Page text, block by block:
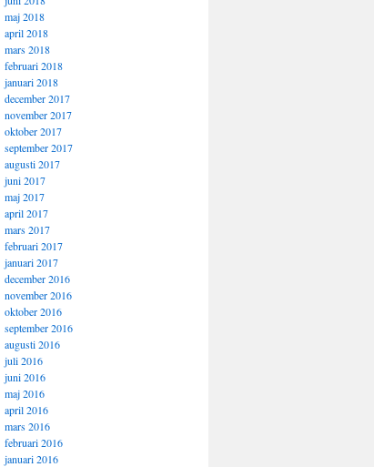
maj 2018
april 2018
mars 2018
februari 2018
januari 2018
december 2017
november 2017
oktober 2017
september 2017
augusti 2017
juni 2017
maj 2017
april 2017
mars 2017
februari 2017
januari 2017
december 2016
november 2016
oktober 2016
september 2016
augusti 2016
juli 2016
juni 2016
maj 2016
april 2016
mars 2016
februari 2016
januari 2016